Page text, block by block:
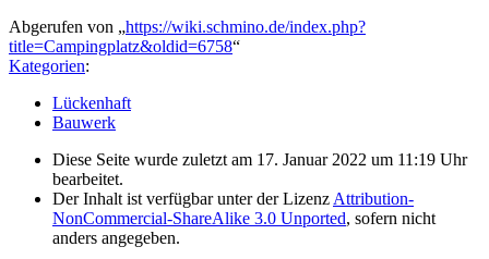
Abgerufen von „https://wiki.schmino.de/index.php?
title=Campingplatz&oldid=6758“
Kategorien:
Lückenhaft
Bauwerk
Diese Seite wurde zuletzt am 17. Januar 2022 um 11:19 Uhr
bearbeitet.
Der Inhalt ist verfügbar unter der Lizenz Attribution-
NonCommercial-ShareAlike 3.0 Unported, sofern nicht
anders angegeben.